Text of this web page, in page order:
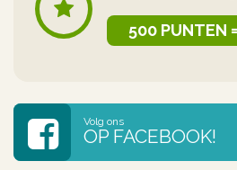
500 PUNTEN
Volg ons
OP FACEBOOK!